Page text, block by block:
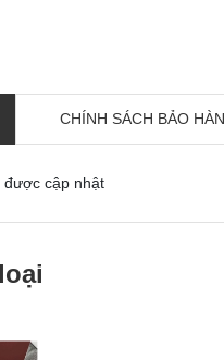
CHÍNH SÁCH BẢO
được cập nhật